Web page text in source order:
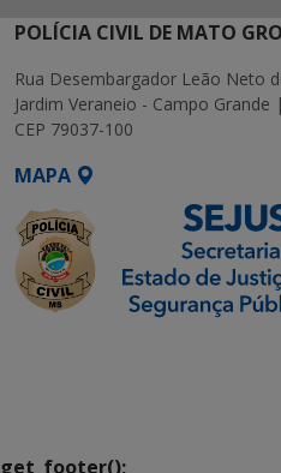
POLÍCIA CIVIL DE MATO
Rua Desembargador Leão Neto
Jardim Veraneio - Campo Grande
CEP 79037-100
MAPA
get_footer();